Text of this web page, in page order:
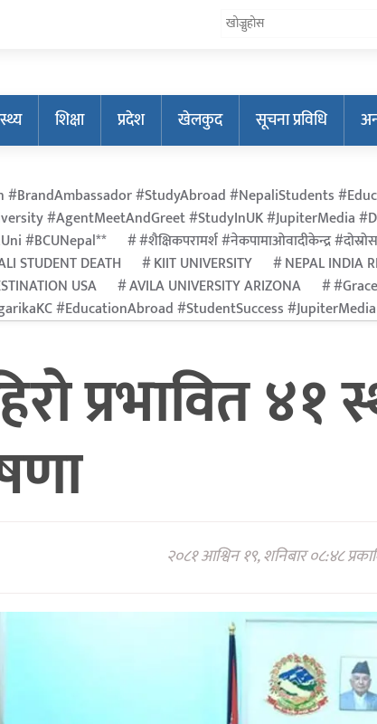
शिक्षा प्रदेश खेलकुद सूचना प्रविधि
#BrandAmbassador #StudyAbroad #NepaliStudents
#AgentMeetAndGreet #StudyInUK #JupiterMedia
#BCUNepal**
#शैक्षिकपरामर्श #नेकपामाओवादीकेन्द्र
STUDENT DEATH KIIT UNIVERSITY NEPAL INDIA
USA AVILA UNIVERSITY ARIZONA
#EducationAbroad #StudentSuccess #JupiterMedia
प्रभावित ४१
२०८१ आश्विन १९, शनिबार ०८:४८